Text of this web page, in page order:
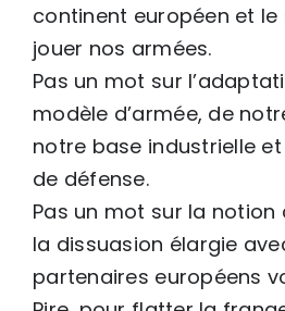
continent européen et
jouer nos armées.
Pas un mot sur
modèle d’armée, de
notre base industrielle
de défense.
Pas un mot sur la notion
la dissuasion élargie
partenaires européens